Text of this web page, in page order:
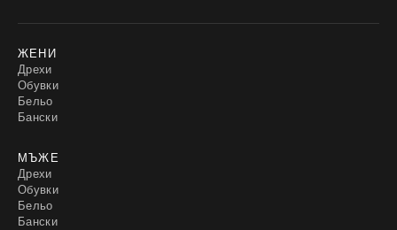
ЖЕНИ
Дрехи
Обувки
Бельо
Бански
МЪЖЕ
Дрехи
Обувки
Бельо
Бански